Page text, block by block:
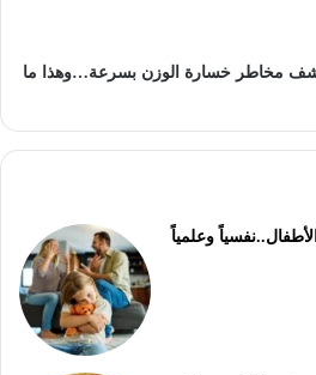
تكشف مخاطر خسارة الوزن بسرعة…وهذا ما
وعلمياً